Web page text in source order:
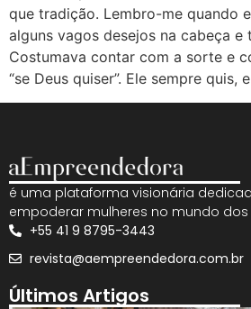
que tradição. Lembro-me quando
alguns vagos desejos na cabeça e
Costumava contar com a sorte e
“se Deus quiser”. Ele sempre quis,
é uma plataforma visionária
empoderar mulheres no mundo
+55 41 9 8795-3443
revista@aempreendedora.com.br
Últimos Artigos